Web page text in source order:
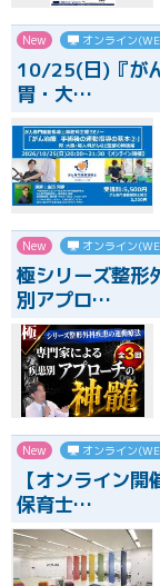
New オンライン
10/25(日)『が
胃・大…
New オンライン
極シリーズ整形
別アプロ…
New オンライン
【オンライン
保育士…